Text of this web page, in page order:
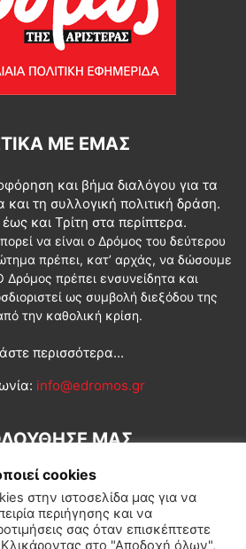
ΜΕ ΕΜΆΣ
και βήμα διαλόγου για τα
και τη συλλογική πολιτική δράση.
και Τρίτη στα περίπτερα.
να είναι ο Δρόμος του δεύτερου
πρέπει, κατ’ αρχάς, να δώσουμε
πρέπει ενσυνείδητα και
ως συμβολή διεξόδου της
την καθολική κρίση.
περισσότερα...
info@edromos.gr
ΜΑΣ
cookies
στην ιστοσελίδα μας για να
περιήγησης και να
σας όταν επισκέπτεστε
στο "Αποδοχή όλων",